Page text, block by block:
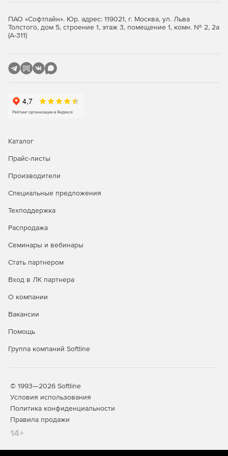
ПАО «Софтлайн». Юр. адрес: 119021, г. Москва, ул. Льва
Толстого, дом 5, строение 1, этаж 3, помещение 1, комн. № 2, 2а
(А-311)
Каталог
Прайс-листы
Производители
Специальные предложения
Техподдержка
Распродажа
Семинары и вебинары
Стать партнером
Вход в ЛК партнера
О компании
Вакансии
Помощь
Группа компаний Softline
© 1993—2026 Softline
Условия использования
Политика конфиденциальности
Правила продажи
14+